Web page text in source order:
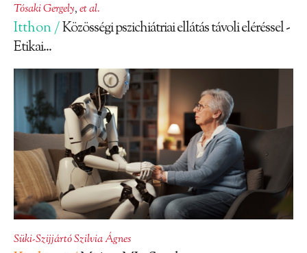
Tósaki Gergely,et al.
Itthon /Közösségi pszichiátriai ellátás távoli eléréssel -
Etikai...
Süki-Szijjártó Szilvia Ágnes